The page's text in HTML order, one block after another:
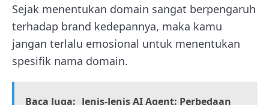
Sejak menentukan domain sangat berpengaruh
terhadap brand kedepannya, maka kamu
jangan terlalu emosional untuk menentukan
spesifik nama domain.
Baca Juga: Jenis-Jenis AI Agent: Perbedaan